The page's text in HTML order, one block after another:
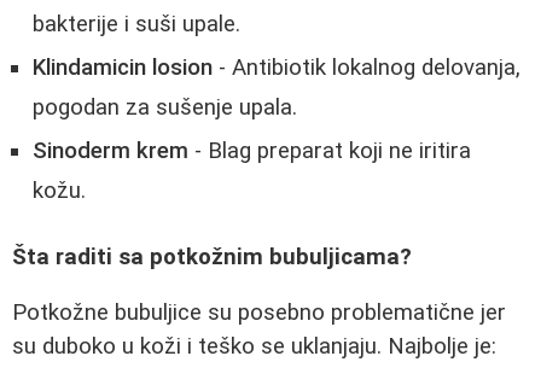
bakterije i suši upale.
Klindamicin losion - Antibiotik lokalnog delovanja,
pogodan za sušenje upala.
Sinoderm krem - Blag preparat koji ne iritira
kožu.
Šta raditi sa potkožnim bubuljicama?
Potkožne bubuljice su posebno problematične jer
su duboko u koži i teško se uklanjaju. Najbolje je: